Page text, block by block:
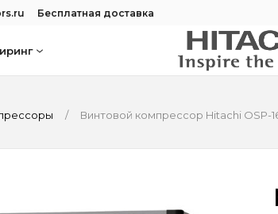
Бесплатная доставка
Винтовой компрессор Hitachi OSP-